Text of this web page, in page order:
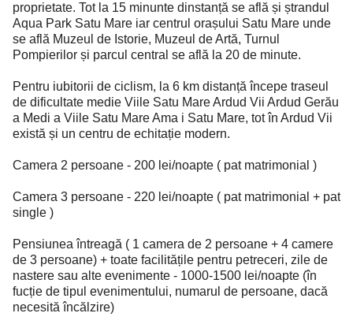
proprietate. Tot la 15 minunte dinstanță se află și ștrandul
Aqua Park Satu Mare iar centrul orașului Satu Mare unde
se află Muzeul de Istorie, Muzeul de Artă, Turnul
Pompierilor și parcul central se află la 20 de minute.
Pentru iubitorii de ciclism, la 6 km distanță începe traseul
de dificultate medie Viile Satu Mare Ardud Vii Ardud Gerău
a Medi a Viile Satu Mare Ama i Satu Mare, tot în Ardud Vii
există și un centru de echitație modern.
Camera 2 persoane - 200 lei/noapte ( pat matrimonial )
Camera 3 persoane - 220 lei/noapte ( pat matrimonial + pat
single )
Pensiunea întreagă ( 1 camera de 2 persoane + 4 camere
de 3 persoane) + toate facilitățile pentru petreceri, zile de
nastere sau alte evenimente - 1000-1500 lei/noapte (în
fucție de tipul evenimentului, numarul de persoane, dacă
necesită încălzire)